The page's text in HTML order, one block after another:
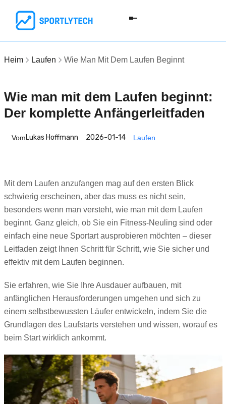
Heim Laufen Wie Man Mit Dem Laufen Beginnt
Wie man mit dem Laufen beginnt:
Der komplette Anfängerleitfaden
VomLukas Hoffmann 2026-01-14 Laufen
Mit dem Laufen anzufangen mag auf den ersten Blick
schwierig erscheinen, aber das muss es nicht sein,
besonders wenn man versteht, wie man mit dem Laufen
beginnt. Ganz gleich, ob Sie ein Fitness-Neuling sind oder
einfach eine neue Sportart ausprobieren möchten – dieser
Leitfaden zeigt Ihnen Schritt für Schritt, wie Sie sicher und
effektiv mit dem Laufen beginnen.
Sie erfahren, wie Sie Ihre Ausdauer aufbauen, mit
anfänglichen Herausforderungen umgehen und sich zu
einem selbstbewussten Läufer entwickeln, indem Sie die
Grundlagen des Laufstarts verstehen und wissen, worauf es
beim Start wirklich ankommt.